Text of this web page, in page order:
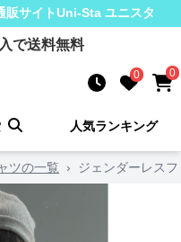
販サイトUni-Sta ユニスタ
で送料無料
0 0
人気ランキング
ツの一覧 › ジェンダーレス